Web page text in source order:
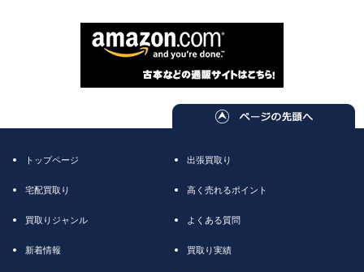
トップページ 出張買取り
宅配買取り 高く売れるポイント
買取りジャンル よくある質問
新着情報 買取り実績